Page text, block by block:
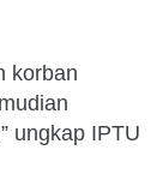
korban
ungkap IPTU